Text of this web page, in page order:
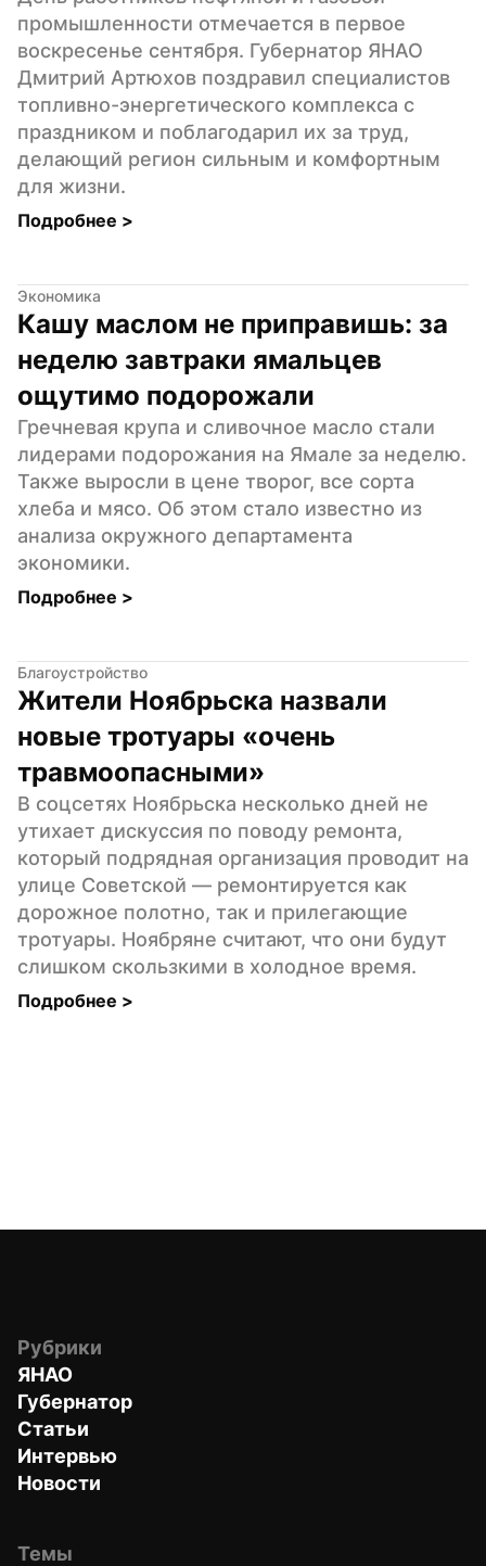
промышленности отмечается в первое
воскресенье сентября. Губернатор ЯНАО
Дмитрий Артюхов поздравил специалистов
топливно-энергетического комплекса с
праздником и поблагодарил их за труд,
делающий регион сильным и комфортным
для жизни.
Подробнее >
Экономика
Кашу маслом не приправишь: за
неделю завтраки ямальцев
ощутимо подорожали
Гречневая крупа и сливочное масло стали
лидерами подорожания на Ямале за неделю.
Также выросли в цене творог, все сорта
хлеба и мясо. Об этом стало известно из
анализа окружного департамента
экономики.
Подробнее >
Благоустройство
Жители Ноябрьска назвали
новые тротуары «очень
травмоопасными»
В соцсетях Ноябрьска несколько дней не
утихает дискуссия по поводу ремонта,
который подрядная организация проводит на
улице Советской — ремонтируется как
дорожное полотно, так и прилегающие
тротуары. Ноябряне считают, что они будут
слишком скользкими в холодное время.
Подробнее >
Рубрики
ЯНАО
Губернатор
Статьи
Интервью
Новости
Темы